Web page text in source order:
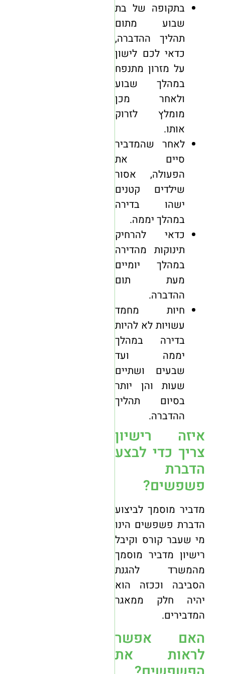
בתקופה של בת
שבוע מתום
תהליך ההדברה,
כדאי לכם לישון
על מזרון מתנפח
במהלך שבוע
ולאחר מכן
מומלץ לזרוק
אותו.
לאחר שהמדביר
סיים את
הפעולה, אסור
שילדים קטנים
ישהו בדירה
במהלך יממה.
כדאי להרחיק
תינוקות מהדירה
במהלך יומיים
מעת תום
ההדברה.
חיות מחמד
עשויות לא להיות
בדירה במהלך
יממה ועד
שבעים ושתיים
שעות והן יותר
בסיום תהליך
ההדברה.
איזה רישיון
צריך כדי לבצע
הדברת
פשפשים?
מדביר מוסמך לביצוע
הדברת פשפשים הינו
מי שעבר קורס וקיבל
רישיון מדביר מוסמך
מהמשרד להגנת
הסביבה וככזה הוא
יהיה חלק ממאגר
המדבירים.
האם אפשר
לראות את